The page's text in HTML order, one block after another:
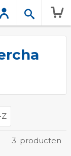
3 producten